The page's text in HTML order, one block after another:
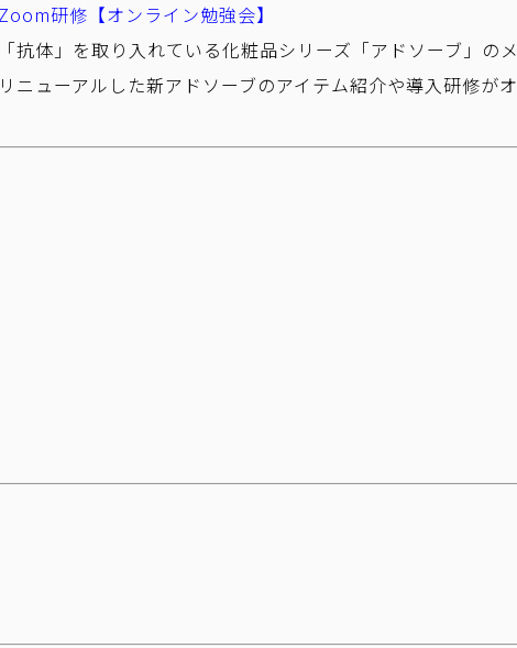
研修【オンライン勉強会】
抗体」を取り入れている化粧品シリーズ「アドソーブ」のメ
ニューアルした新アドソーブのアイテム紹介や導入研修がオ